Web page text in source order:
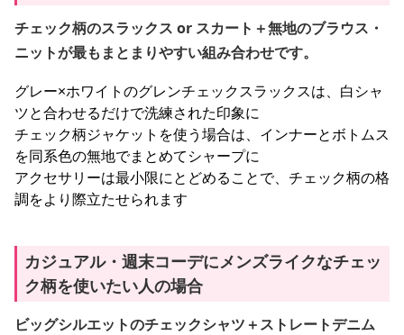
チェック柄のスラックス or スカート＋無地のブラウス・
ニットが最もまとまりやすい組み合わせです。
グレー×ホワイトのグレンチェックスラックスは、白シャ
ツと合わせるだけで洗練された印象に
チェック柄ジャケットを使う場合は、インナーとボトムス
を同系色の無地でまとめてシャープに
アクセサリーは最小限にとどめることで、チェック柄の格
調をより際立たせられます
カジュアル・週末コーデにメンズライクなチェッ
ク柄を使いたい人の場合
ビッグシルエットのチェックシャツ＋ストレートデニム